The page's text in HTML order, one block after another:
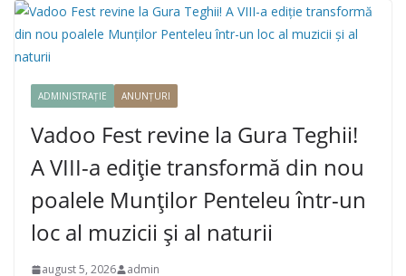
ADMINISTRAȚIE ANUNȚURI
Vadoo Fest revine la Gura Teghii!
A VIII-a ediție transformă din nou
poalele Munților Penteleu într-un
loc al muzicii și al naturii
august 5, 2026 admin